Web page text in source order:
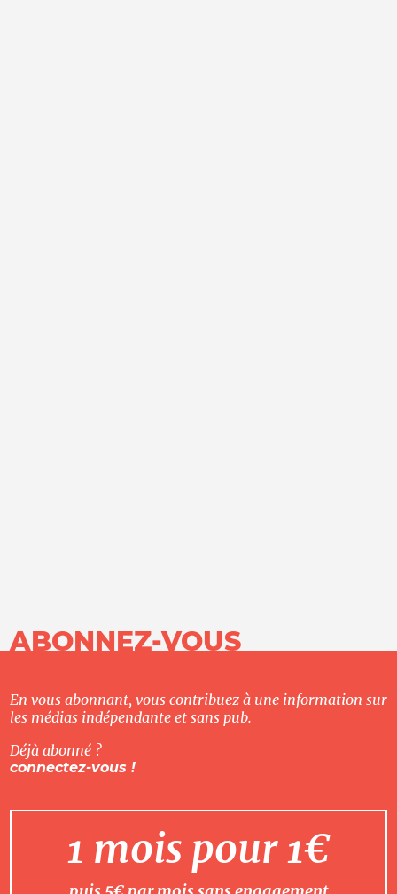
ABONNEZ-VOUS
En vous abonnant, vous contribuez à une information sur
les médias indépendante et sans pub.
Déjà abonné ?
connectez-vous !
1 mois pour 1€